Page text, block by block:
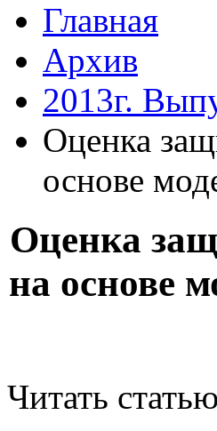
Главная
Архив
2013г.
Оценка
основе
Оценка
на основе
Читать